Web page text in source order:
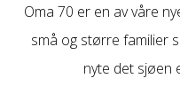
Oma 70 er en av våre
små og større familier
nyte det sjøen